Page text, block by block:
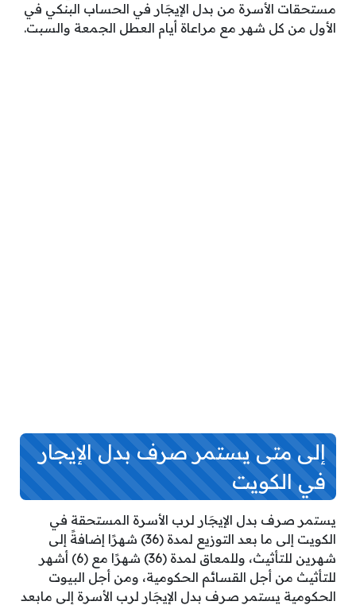
مستحقات الأسرة من بدل الإيجَار في الحساب البنكي في
الأول من كل شهر مع مراعاة أيام العطل الجمعة والسبت.
إلى متى يستمر صرف بدل الإيجار
في الكويت
يستمر صرف بدل الإيجَار لرب الأسرة المستحقة في
الكويت إلى ما بعد التوزيع لمدة (36) شهرًا إضافةً إلى
شهرين للتأثيث، وللمعاق لمدة (36) شهرًا مع (6) أشهر
للتأثيث من أجل القسائم الحكومية، ومن أجل البيوت
الحكومية يستمر صرف بدل الإيجَار لرب الأسرة إلى مابعد